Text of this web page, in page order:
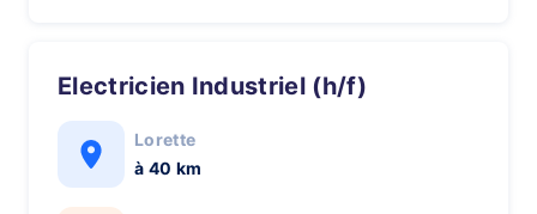
Electricien Industriel (h/f)
Lorette
à 40 km